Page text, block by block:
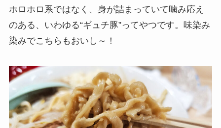
ホロホロ系ではなく、身が詰まっていて噛み応え
のある、いわゆる“ギュチ豚”ってやつです。味染み
染みでこちらもおいし～！